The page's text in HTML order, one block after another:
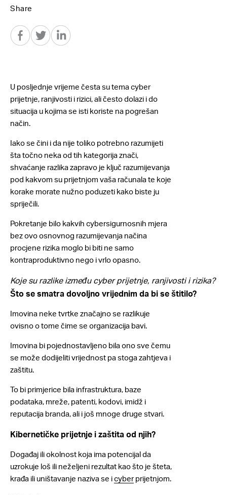
U posljednje vrijeme česta su tema cyber
prijetnje, ranjivosti i rizici, ali često dolazi i do
situacija u kojima se isti koriste na pogrešan
način.
Iako se čini i da nije toliko potrebno razumijeti
šta točno neka od tih kategorija znači,
shvaćanje razlika zapravo je ključ razumijevanja
pod kakvom su prijetnjom vaša računala te koje
korake morate nužno poduzeti kako biste ju
spriječili.
Pokretanje bilo kakvih cybersigurnosnih mjera
bez ovo osnovnog razumijevanja načina
procjene rizika moglo bi biti ne samo
kontraproduktivno nego i vrlo opasno.
Koje su razlike između cyber prijetnje, ranjivosti i rizika?
Što se smatra dovoljno vrijednim da bi se štitilo?
Imovina neke tvrtke značajno se razlikuje
ovisno o tome čime se organizacija bavi.
Imovina bi pojednostavljeno bila ono sve čemu
se može dodijeliti vrijednost pa stoga zahtjeva i
zaštitu.
To bi primjerice bila infrastruktura, baze
podataka, mreže, patenti, kodovi, imidž i
reputacija branda, ali i još mnoge druge stvari.
Kibernetičke prijetnje i zaštita od njih?
Događaj ili okolnost koja ima potencijal da
uzrokuje loš ili neželjeni rezultat kao što je šteta,
krađa ili uništavanje naziva se i cyberprijetnjom.
Share